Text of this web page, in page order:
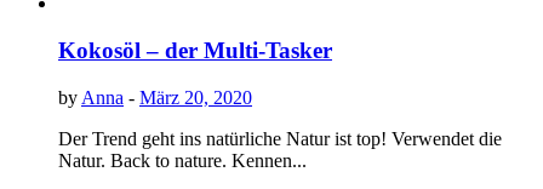
Kokosöl – der Multi-Tasker
by Anna - März 20, 2020
Der Trend geht ins natürliche Natur ist top! Verwendet die
Natur. Back to nature. Kennen...